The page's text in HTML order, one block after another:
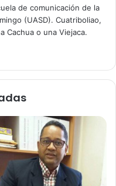
de comunicación de la
(UASD). Cuatriboliao,
Cachua o una Viejaca.